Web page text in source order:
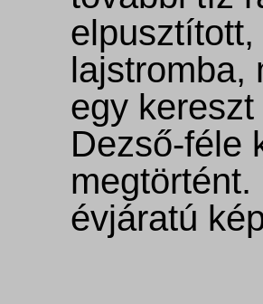
lajstromba,
egy
Dezső-féle
évjáratú